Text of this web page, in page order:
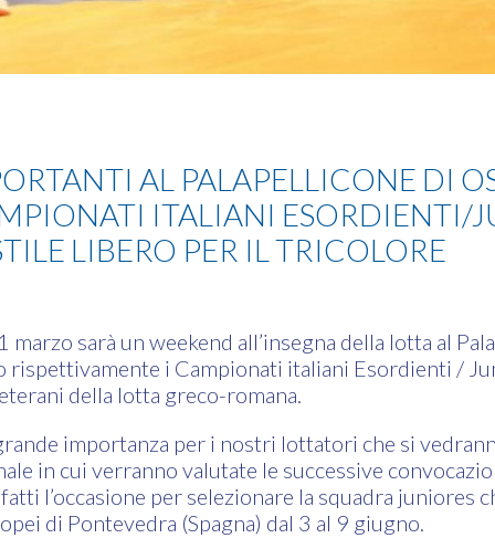
AL PALAPELLICONE DI
ITALIANI ESORDIENTI/
LIBERO PER IL TRICOLORE
marzo sarà un weekend all’insegna della lotta al
rispettivamente i Campionati italiani Esordienti /
della lotta greco-romana.
importanza per i nostri lottatori che si
in cui verranno valutate le successive
l’occasione per selezionare la squadra juniores
di Pontevedra (Spagna) dal 3 al 9 giugno.